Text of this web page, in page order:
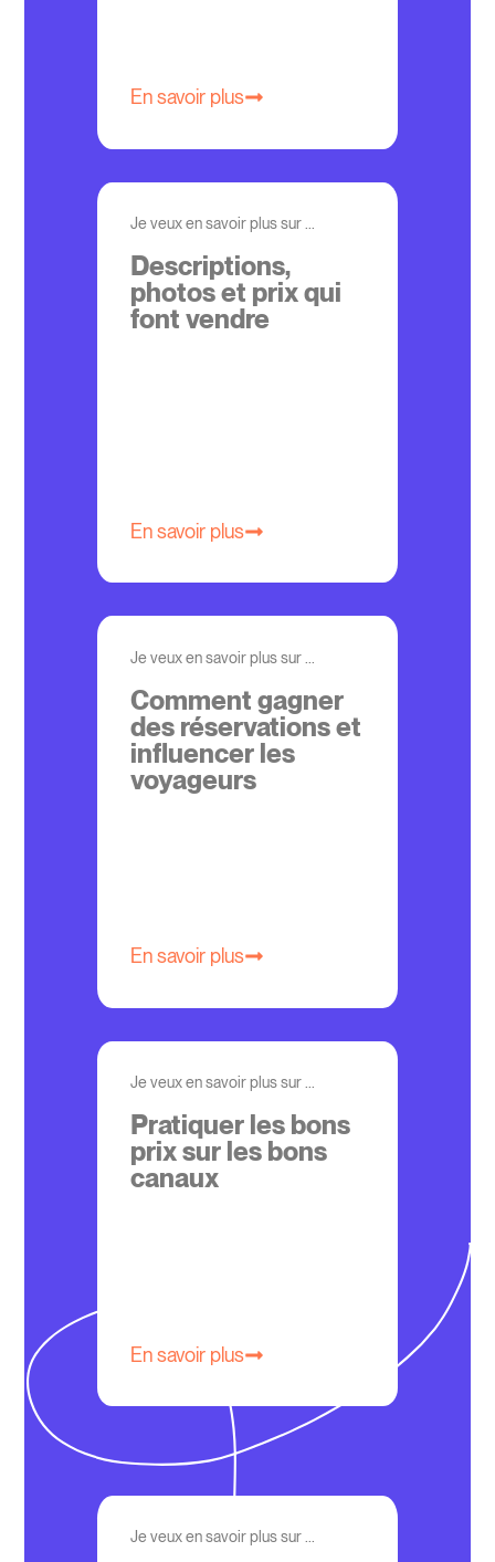
En savoir plus
Je veux en savoir plus sur ...
Descriptions,
photos et prix qui
font vendre
En savoir plus
Je veux en savoir plus sur ...
Comment gagner
des réservations et
influencer les
voyageurs
En savoir plus
Je veux en savoir plus sur ...
Pratiquer les bons
prix sur les bons
canaux
En savoir plus
Je veux en savoir plus sur ...